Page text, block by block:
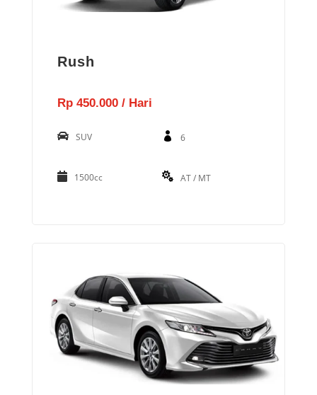
Rush
Rp 450.000 / Hari
SUV 6
1500cc AT / MT